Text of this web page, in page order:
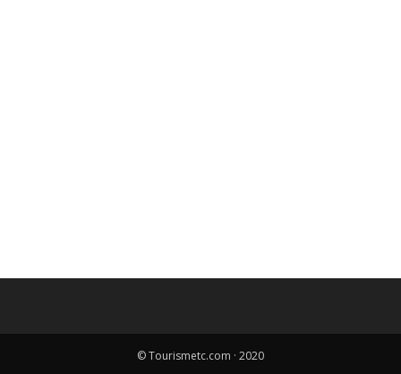
© Tourismetc.com · 2020